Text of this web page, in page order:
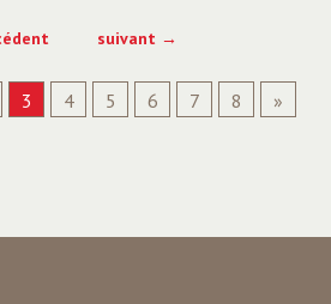
suivant →
3 4 5 6 7 8 »